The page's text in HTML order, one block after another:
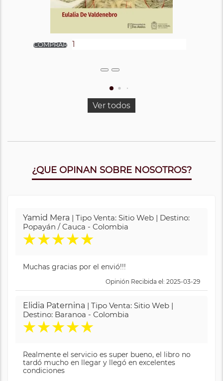
Ver todos
¿QUE OPINAN SOBRE NOSOTROS?
Yamid Mera | Tipo Venta: Sitio Web | Destino:
Popayán / Cauca - Colombia
★★★★★
Muchas gracias por el envió!!!
Opinión Recibida el: 2025-03-29
Elidia Paternina | Tipo Venta: Sitio Web |
Destino: Baranoa - Colombia
★★★★★
Realmente el servicio es super bueno, el libro no
tardó mucho en llegar y llegó en excelentes
condiciones